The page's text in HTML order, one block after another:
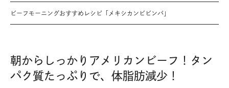
ビーフモーニングおすすめレシピ「メキシカンビビンバ」
朝からしっかりアメリカンビーフ！タン
パク質たっぷりで、体脂肪減少！